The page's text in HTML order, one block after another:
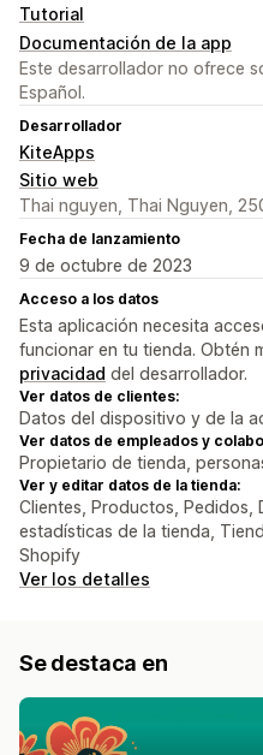
Tutorial
Documentación de la app
Este desarrollador no ofrece
Español.
Desarrollador
KiteApps
Sitio web
Thai nguyen, Thai Nguyen,
Fecha de lanzamiento
9 de octubre de 2023
Acceso a los datos
Esta aplicación necesita
funcionar en tu tienda. Obtén
privacidad del desarrollador.
Ver datos de clientes:
Datos del dispositivo y de la
Ver datos de empleados y
Propietario de tienda,
Ver y editar datos de la tienda:
Clientes, Productos, Pedidos,
estadísticas de la tienda,
Shopify
Ver los detalles
Se destaca en